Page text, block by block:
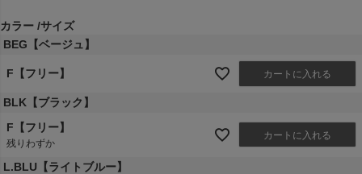
カラー サイズ
BEG【ベージュ】
F【フリー】 カートに入れる
BLK【ブラック】
F【フリー】
残りわずか
カートに入れる
L.BLU【ライトブルー】